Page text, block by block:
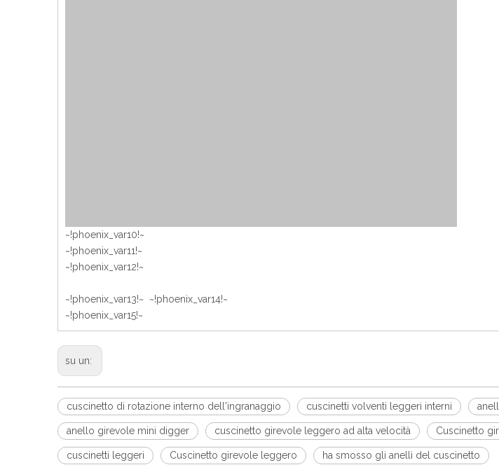
~!phoenix_var10!~
~!phoenix_var11!~
~!phoenix_var12!~
~!phoenix_var13!~ ~!phoenix_var14!~
~!phoenix_var15!~
su un:
cuscinetto di rotazione interno dell'ingranaggio cuscinetti volventi leggeri interni
anello girevole mini digger cuscinetto girevole leggero ad alta velocità Cuscinetto
cuscinetti leggeri Cuscinetto girevole leggero ha smosso gli anelli del cuscinetto